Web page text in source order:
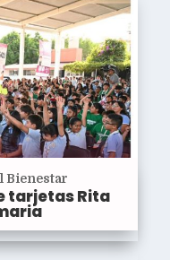
Bienestar
tarjetas Rita